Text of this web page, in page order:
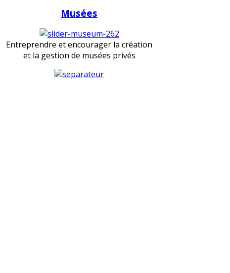
Musées
Entreprendre et encourager la création
et la gestion de musées privés